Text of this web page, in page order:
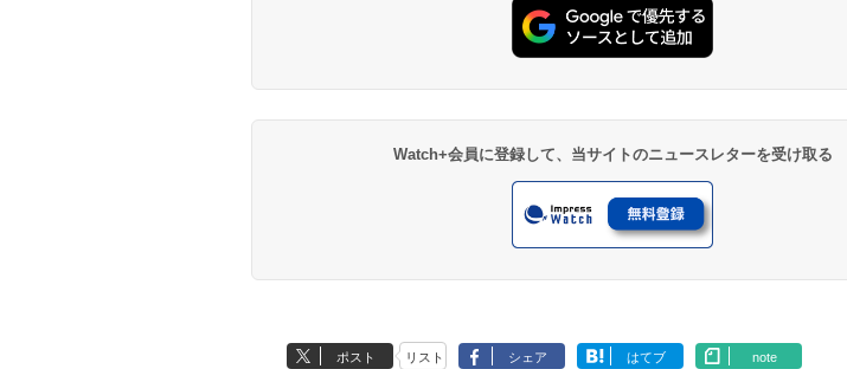
Watch+会員に登録して、当サイトのニュースレターを受け取る
ポスト リスト シェア はてブ note